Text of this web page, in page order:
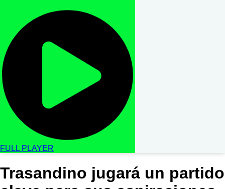
FULL PLAYER
Trasandino jugará un partido